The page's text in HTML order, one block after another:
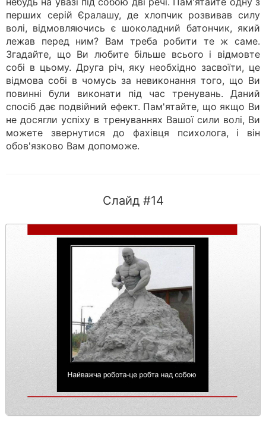
перших серій Єралашу, де хлопчик розвивав силу
волі, відмовляючись є шоколадний батончик, який
лежав перед ним? Вам треба робити те ж саме.
Згадайте, що Ви любите більше всього і відмовте
собі в цьому. Друга річ, яку необхідно засвоїти, це
відмова собі в чомусь за невиконання того, що Ви
повинні були виконати під час тренувань. Даний
спосіб дає подвійний ефект. Пам'ятайте, що якщо Ви
не досягли успіху в тренуваннях Вашої сили волі, Ви
можете звернутися до фахівця психолога, і він
обов'язково Вам допоможе.
Слайд #14